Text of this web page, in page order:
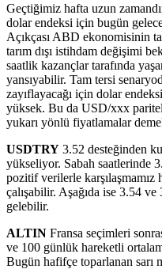
Geçtiğimiz hafta uzun
dolar endeksi için bugün
Açıkçası ABD ekonomisinin
tarım dışı istihdam değişimi
saatlik kazançlar tarafında
yansıyabilir. Tam tersi
zayıflayacağı için dolar
yüksek. Bu da USD/xxx
yukarı yönlü fiyatlamalar
USDTRY 3.52 desteğinden
yükseliyor. Sabah saatlerinde
pozitif verilerle
çalışabilir. Aşağıda ise 3.54
gelebilir.
ALTIN Fransa seçimleri
ve 100 günlük hareketli
Bugün hafifçe toparlanan sarı